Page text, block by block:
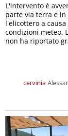
cervinia
L'intervento è
parte via terra e in
l'elicottero a
condizioni meteo.
non ha riportato